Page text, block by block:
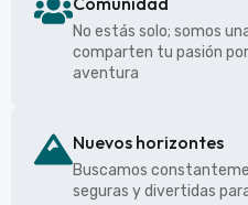
No estás solo; somos
comparten tu pasión
aventura
Nuevos horizontes
Buscamos
seguras y divertidas